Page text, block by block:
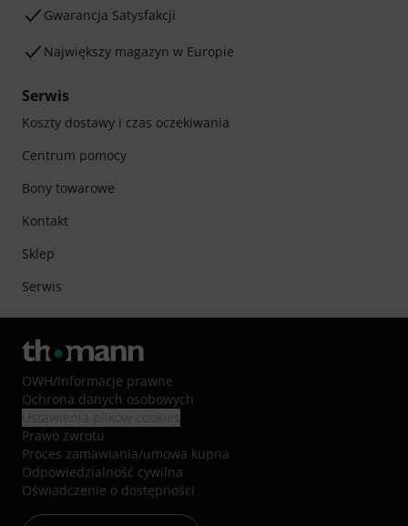
Gwarancja Satysfakcji
Największy magazyn w Europie
Serwis
Koszty dostawy i czas oczekiwania
Centrum pomocy
Bony towarowe
Kontakt
Sklep
Serwis
OWH/Informacje prawne
Ochrona danych osobowych
Prawo zwrotu
Proces zamawiania/umowa kupna
Odpowiedzialność cywilna
Oświadczenie o dostępności